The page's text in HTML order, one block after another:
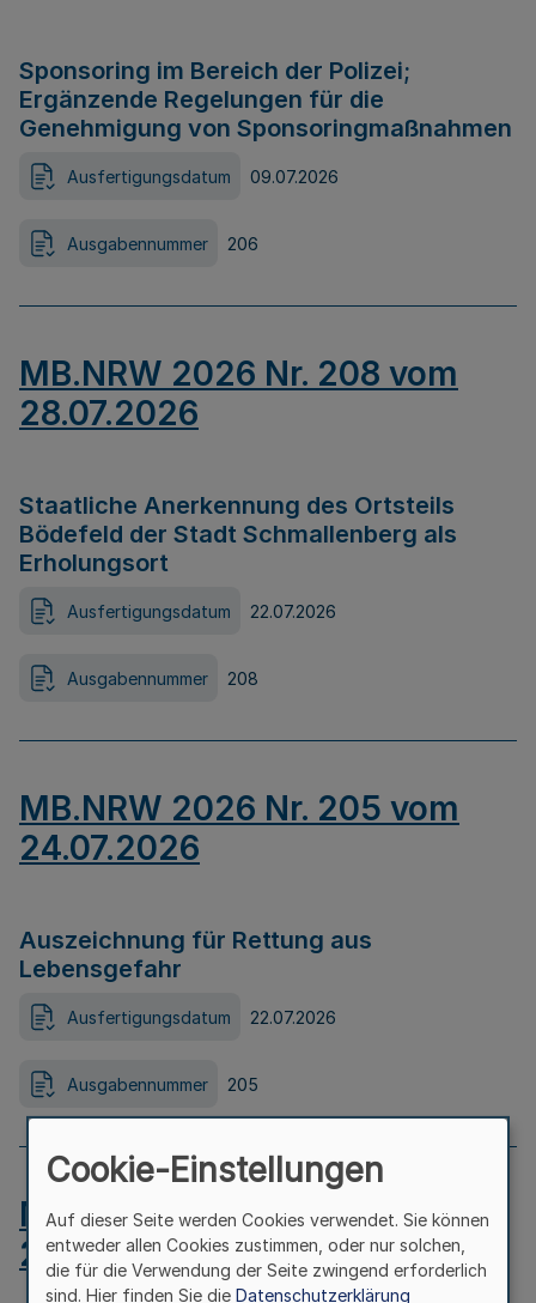
Sponsoring im Bereich der Polizei;
Ergänzende Regelungen für die
Genehmigung von Sponsoringmaßnahmen
Ausfertigungsdatum 09.07.2026
Ausgabennummer 206
MB.NRW 2026 Nr. 208 vom
28.07.2026
Staatliche Anerkennung des Ortsteils
Bödefeld der Stadt Schmallenberg als
Erholungsort
Ausfertigungsdatum 22.07.2026
Ausgabennummer 208
MB.NRW 2026 Nr. 205 vom
24.07.2026
Auszeichnung für Rettung aus
Lebensgefahr
Ausfertigungsdatum 22.07.2026
Ausgabennummer 205
MB.NRW 2026 Nr. 204 vom
24.07.2026
Cookie-Einstellungen
Auf dieser Seite werden Cookies verwendet. Sie können
entweder allen Cookies zustimmen, oder nur solchen,
die für die Verwendung der Seite zwingend erforderlich
sind. Hier finden Sie die Datenschutzerklärung